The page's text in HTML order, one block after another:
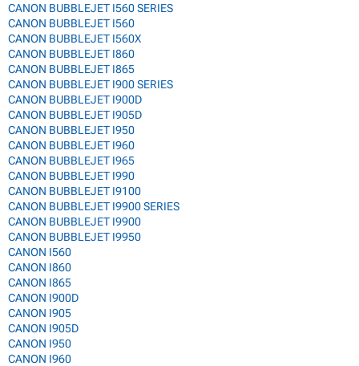
CANON BUBBLEJET I560 SERIES
CANON BUBBLEJET I560
CANON BUBBLEJET I560X
CANON BUBBLEJET I860
CANON BUBBLEJET I865
CANON BUBBLEJET I900 SERIES
CANON BUBBLEJET I900D
CANON BUBBLEJET I905D
CANON BUBBLEJET I950
CANON BUBBLEJET I960
CANON BUBBLEJET I965
CANON BUBBLEJET I990
CANON BUBBLEJET I9100
CANON BUBBLEJET I9900 SERIES
CANON BUBBLEJET I9900
CANON BUBBLEJET I9950
CANON I560
CANON I860
CANON I865
CANON I900D
CANON I905
CANON I905D
CANON I950
CANON I960